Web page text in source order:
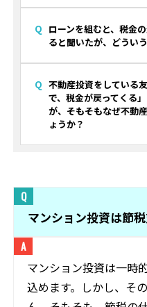
ローンを組むと、税金
ると聞いたが、どうい
不動産投資をしている
で、税金が戻ってくる
が、そもそもなぜ不動
ょうか？
マンション投資は節
マンション投資は一時
込めます。しかし、そ